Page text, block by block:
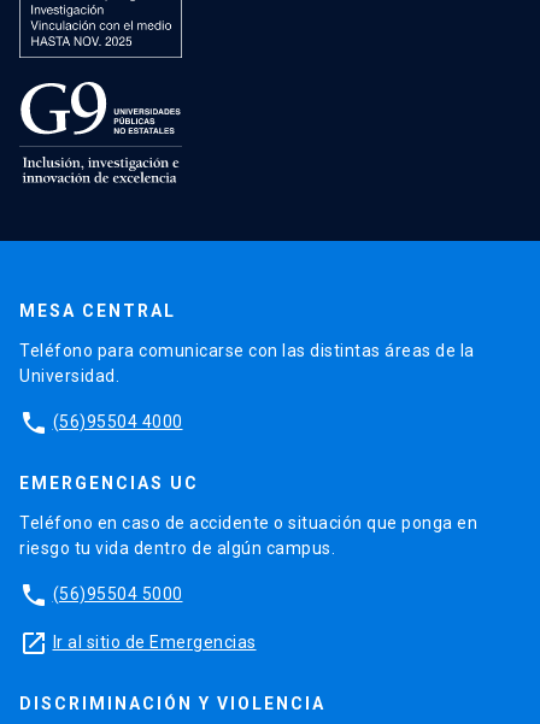
MESA CENTRAL
Teléfono para comunicarse con las distintas áreas de la
Universidad.
phone (56)95504 4000
EMERGENCIAS UC
Teléfono en caso de accidente o situación que ponga en
riesgo tu vida dentro de algún campus.
phone (56)95504 5000
launch Ir al sitio de Emergencias
DISCRIMINACIÓN Y VIOLENCIA